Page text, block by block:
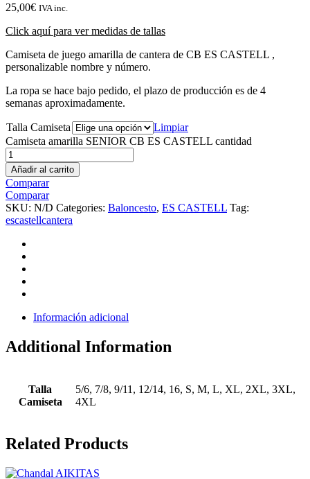
25,00€ IVA inc.
Click aquí para ver medidas de tallas
Camiseta de juego amarilla de cantera de CB ES CASTELL ,
personalizable nombre y número.
La ropa se hace bajo pedido, el plazo de producción es de 4
semanas aproximadamente.
Talla Camiseta
Limpiar
Camiseta amarilla SENIOR CB ES CASTELL cantidad
Añadir al carrito
Comparar
Comparar
SKU: N/D Categories: Baloncesto, ES CASTELL Tag:
escastellcantera
Información adicional
Additional Information
Talla
Camiseta
5/6, 7/8, 9/11, 12/14, 16, S, M, L, XL, 2XL, 3XL,
4XL
Related Products